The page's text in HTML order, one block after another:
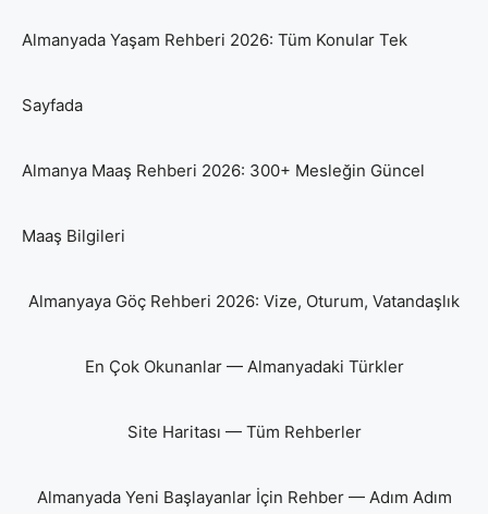
Almanyada Yaşam Rehberi 2026: Tüm Konular Tek
Sayfada
Almanya Maaş Rehberi 2026: 300+ Mesleğin Güncel
Maaş Bilgileri
Almanyaya Göç Rehberi 2026: Vize, Oturum, Vatandaşlık
En Çok Okunanlar — Almanyadaki Türkler
Site Haritası — Tüm Rehberler
Almanyada Yeni Başlayanlar İçin Rehber — Adım Adım